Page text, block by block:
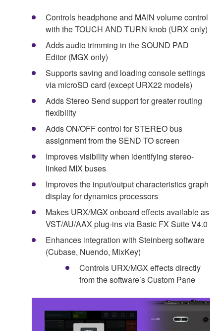
Controls headphone and MAIN volume control
with the TOUCH AND TURN knob (URX only)
Adds audio trimming in the SOUND PAD
Editor (MGX only)
Supports saving and loading console settings
via microSD card (except URX22 models)
Adds Stereo Send support for greater routing
flexibility
Adds ON/OFF control for STEREO bus
assignment from the SEND TO screen
Improves visibility when identifying stereo-
linked MIX buses
Improves the input/output characteristics graph
display for dynamics processors
Makes URX/MGX onboard effects available as
VST/AU/AAX plug-ins via Basic FX Suite V4.0
Enhances integration with Steinberg software
(Cubase, Nuendo, MixKey)
Controls URX/MGX effects directly
from the software’s Custom Pane